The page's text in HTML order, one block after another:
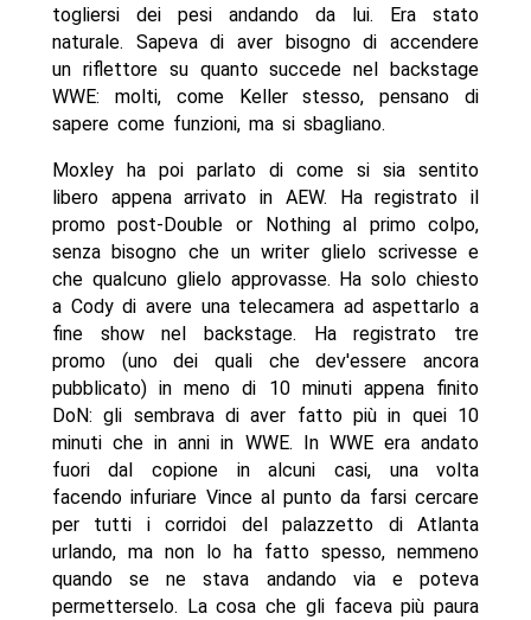
togliersi dei pesi andando da lui. Era stato
naturale. Sapeva di aver bisogno di accendere
un riflettore su quanto succede nel backstage
WWE: molti, come Keller stesso, pensano di
sapere come funzioni, ma si sbagliano.
Moxley ha poi parlato di come si sia sentito
libero appena arrivato in AEW. Ha registrato il
promo post-Double or Nothing al primo colpo,
senza bisogno che un writer glielo scrivesse e
che qualcuno glielo approvasse. Ha solo chiesto
a Cody di avere una telecamera ad aspettarlo a
fine show nel backstage. Ha registrato tre
promo (uno dei quali che dev'essere ancora
pubblicato) in meno di 10 minuti appena finito
DoN: gli sembrava di aver fatto più in quei 10
minuti che in anni in WWE. In WWE era andato
fuori dal copione in alcuni casi, una volta
facendo infuriare Vince al punto da farsi cercare
per tutti i corridoi del palazzetto di Atlanta
urlando, ma non lo ha fatto spesso, nemmeno
quando se ne stava andando via e poteva
permetterselo. La cosa che gli faceva più paura